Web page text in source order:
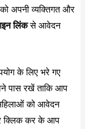
अपनी व्यक्तिगत और
लिंकसे आवेदन
के लिए भरे गए
पास रखें ताकि आप
को आवेदन
क्लिक कर के आप